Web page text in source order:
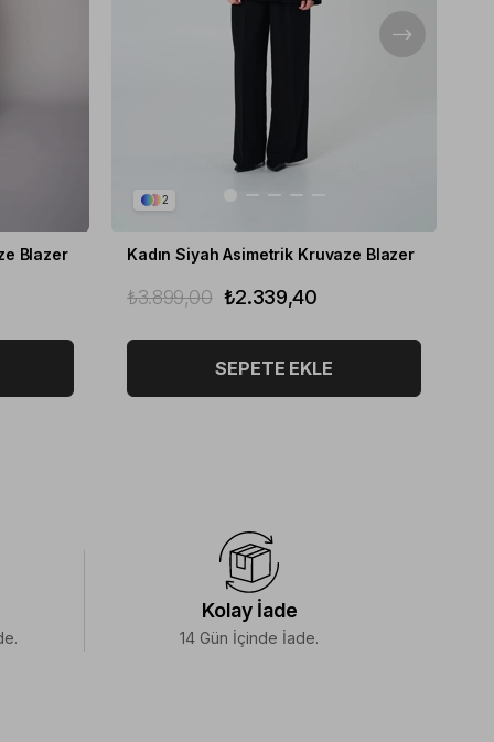
Blazer
2
Kadın Siyah Asimetrik Kruvaze Blazer
₺2.339,40
₺3.899,00
SEPETE EKLE
Kolay İade
14 Gün İçinde İade.